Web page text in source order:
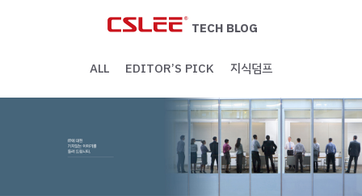
TECH BLOG
ALL EDITOR’S PICK 지식덤프